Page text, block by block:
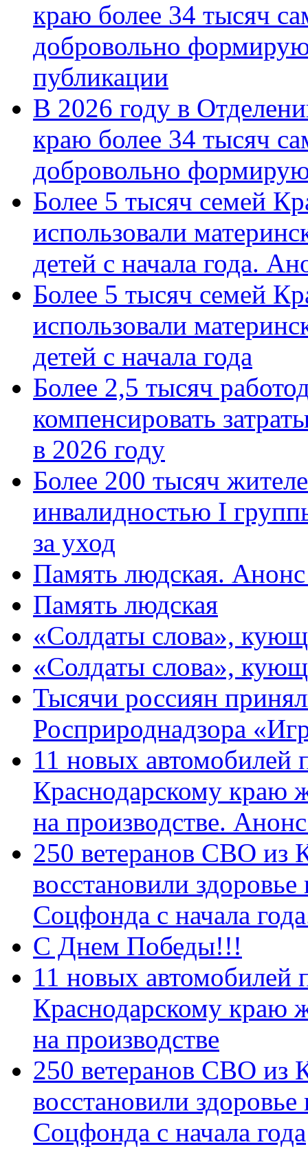
краю более 34 тысяч
добровольно
публикации
В 2026 году в
краю более 34 тысяч
добровольно
Более 5 тысяч семей
использовали
детей с начала года.
Более 5 тысяч семей
использовали
детей с начала года
Более 2,5 тысяч
компенсировать
в 2026 году
Более 200 тысяч
инвалидностью I
за уход
Память людская.
Память людская
«Солдаты слова»,
«Солдаты слова»,
Тысячи россиян
Росприроднадзора
11 новых автомобилей
Краснодарскому краю
на производстве.
250 ветеранов СВО из
восстановили
Соцфонда с начала
С Днем Победы!!!
11 новых автомобилей
Краснодарскому краю
на производстве
250 ветеранов СВО из
восстановили
Соцфонда с начала года